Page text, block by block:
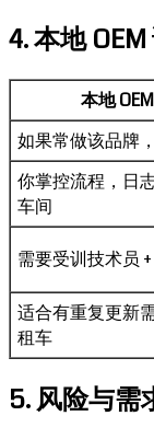
4. 本地
本地
如果常做该品牌
你掌控流程，日
车间
需要受训技术员
适合有重复更新
租车
5. 风险与需